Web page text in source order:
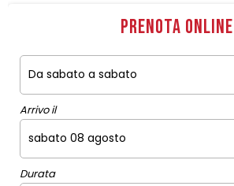
Prenota online
Arrivo il
Durata